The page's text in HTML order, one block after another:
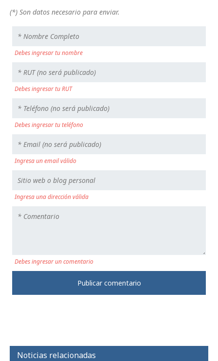
(*) Son datos necesario para enviar.
Debes ingresar tu nombre
Debes ingresar tu RUT
Debes ingresar tu teléfono
Ingresa un email válido
Ingresa una dirección válida
Debes ingresar un comentario
Noticias relacionadas